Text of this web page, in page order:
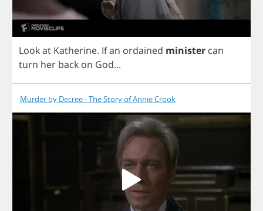
Lookat Katherine. Ifan ordained minister can
turn her back on God...
Murder by Decree - The Story of Annie Crook